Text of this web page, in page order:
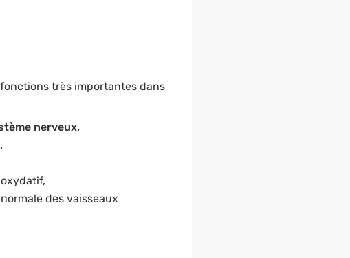
très importantes dans
nerveux,
des vaisseaux